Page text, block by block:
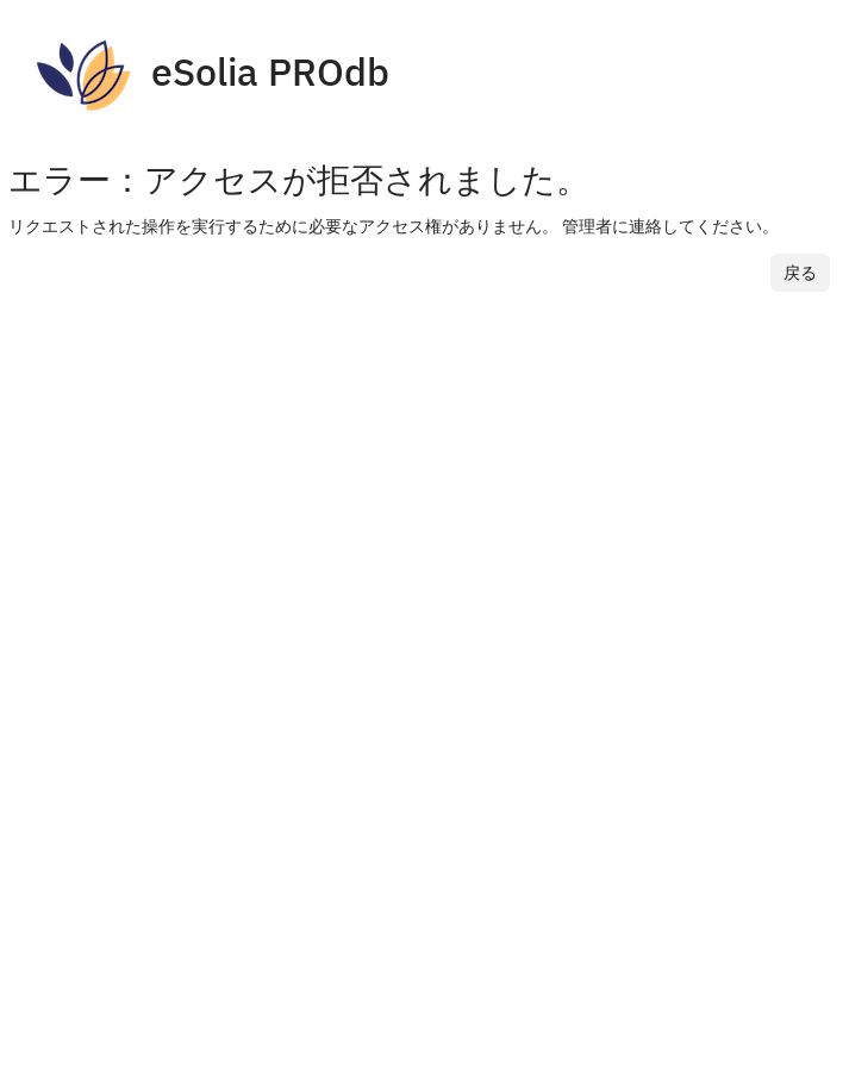
eSolia PROdb
エラー：アクセスが拒否されました。
リクエストされた操作を実行するために必要なアクセス権がありません。 管理者に連絡してください。
戻る